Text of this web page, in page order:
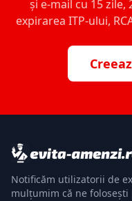
și e-mail cu 15
expirarea ITP-ului,
Notificăm utilizatorii de
mulțumim că ne folosești